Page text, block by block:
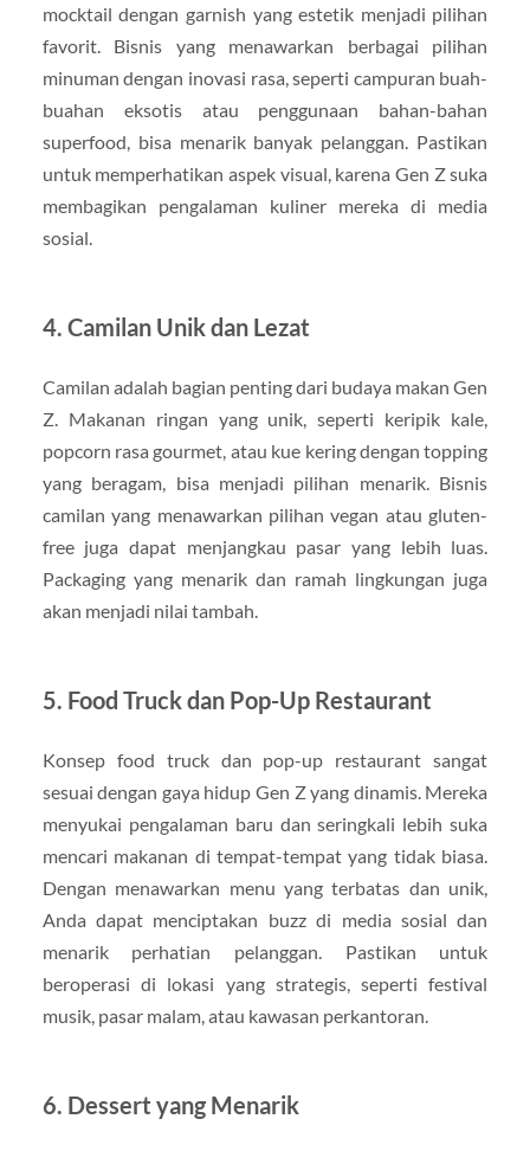
mocktail dengan garnish yang estetik menjadi pilihan
favorit. Bisnis yang menawarkan berbagai pilihan
minuman dengan inovasi rasa, seperti campuran buah-
buahan eksotis atau penggunaan bahan-bahan
superfood, bisa menarik banyak pelanggan. Pastikan
untuk memperhatikan aspek visual, karena Gen Z suka
membagikan pengalaman kuliner mereka di media
sosial.
4. Camilan Unik dan Lezat
Camilan adalah bagian penting dari budaya makan Gen
Z. Makanan ringan yang unik, seperti keripik kale,
popcorn rasa gourmet, atau kue kering dengan topping
yang beragam, bisa menjadi pilihan menarik. Bisnis
camilan yang menawarkan pilihan vegan atau gluten-
free juga dapat menjangkau pasar yang lebih luas.
Packaging yang menarik dan ramah lingkungan juga
akan menjadi nilai tambah.
5. Food Truck dan Pop-Up Restaurant
Konsep food truck dan pop-up restaurant sangat
sesuai dengan gaya hidup Gen Z yang dinamis. Mereka
menyukai pengalaman baru dan seringkali lebih suka
mencari makanan di tempat-tempat yang tidak biasa.
Dengan menawarkan menu yang terbatas dan unik,
Anda dapat menciptakan buzz di media sosial dan
menarik perhatian pelanggan. Pastikan untuk
beroperasi di lokasi yang strategis, seperti festival
musik, pasar malam, atau kawasan perkantoran.
6. Dessert yang Menarik